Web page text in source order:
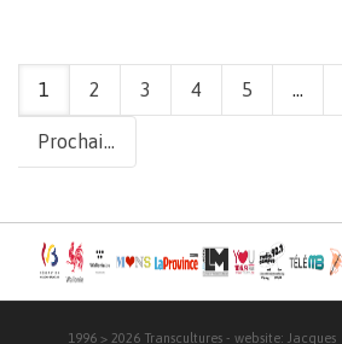
1 2 3 4 5 ...
Prochain
1996 > 2026 Transcultures - website: Jacques